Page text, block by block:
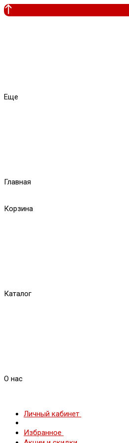
Еще
Главная
Корзина
Каталог
О нас
Личный кабинет
Избранное